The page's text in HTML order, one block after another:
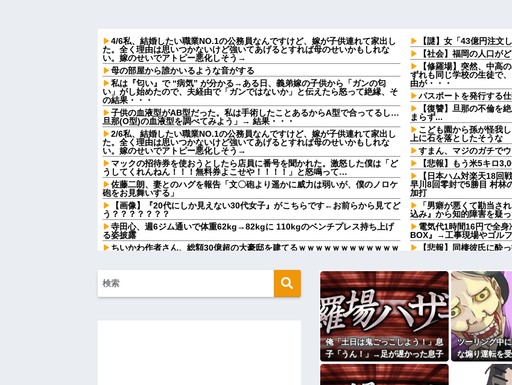
4/6私、結婚したい職業NO.1の公務員なんですけど、嫁が子供連れて家出し
た。全く理由は思いつかないけど強いてあげるとすれば母のせいかもしれな
い。嫁のせいでアトピー悪化しそう→
母の部屋から誰かいるような音がする
私は『匂い』で “病気” が分かる→ある日、義弟嫁の子供から「ガンの匂
い」がし始めたので、夫経由で「ガンではないか」と伝えたら怒って絶縁、そ
の結果・・・
子供の血液型がAB型だった。私は手術したことあるからA型で合ってるし…
旦那(O型)の血液型を調べてみよう」→ 結果・・・
2/6私、結婚したい職業NO.1の公務員なんですけど、嫁が子供連れて家出し
た。全く理由は思いつかないけど強いてあげるとすれば母のせいかもしれな
い。嫁のせいでアトピー悪化しそう→
マックの招待券を使おうとしたら店員に番号を聞かれた。激怒した僕は「ど
うしてくれんねん！！！無料券よこせや！！！！」と怒鳴って…
佐藤二朗、妻とのハグを報告「文〇砲より遥かに威力は弱いが、僕のノロケ
砲をお見舞いする」
【画像】『20代にしか見えない30代女子』がこちらです←お前らから見てど
う？？？？？？？
寺田心、週6ジム通いで体重62kg→82kgに 110kgのベンチプレス持ち上げ
る姿披露
ちいかわ作者さん、総額30億超の大豪邸を建てるｗｗｗｗｗｗｗｗｗｗｗｗ
お前ら「日本も核武装汁！」←１万発の核弾頭どこに
マクドでギャルママ軍団がガキを放って動物園。ワシ「自分らのママにもっ
と遊んで欲しいやんな？」ガキ「遊んでほしい」ワシ「魔法の言葉があるよ...
24歳の嫁に性的な魅力を感じなくなったので離婚したい件
店員「お待たせしました」後輩「…」私「取りに行かないの？」→初日の昼
離婚した元妻が突然失踪してしまった。娘の母親でもある相手だから放って
彼（ライスをフォークの上に乗せてパクッ）私「使い方間違ってるよ」彼
「これはイギリス式のマナーなんだっ！！！」→真相を調べることになり…
【謎】女「43億円注
【社会】福岡の人口が
【修羅場】突然、中高
ずれも同じ学校の生徒で
由が・・・
パスポートを発行する
【復讐】旦那の不倫を
まらず...
こども園から孫が怪我
上に石を落としたそうな
すまん、マジのガチで
【悲報】もう米5キロ
【日本ハム対楽天18回
早川8回零封で5勝目 村林
加打
「男癖が悪くて勘当さ
込み』から知的障害を疑
電気代1時間16円で全
BOX』→工事現場やゴル
【悲報】同棲彼氏に酔
らトントン』と言われて
隣に住んでる義弟嫁が
は私が行ってないところ
葉掘り
犬が大嫌いで脂汗が止
いかけられた先で『信じ
り残されて・・・
私の地元は治安が悪く
キャの条件だった
【急増】「外国人受け
東大調査「若い世代ほど増
俺「土日は鬼ごっこしよう！」息
子「うん！」→足が遅かった息子
と本気で遊び続けた10年後…
ツーリング中
な煽り運転を
分後、思わぬ
に